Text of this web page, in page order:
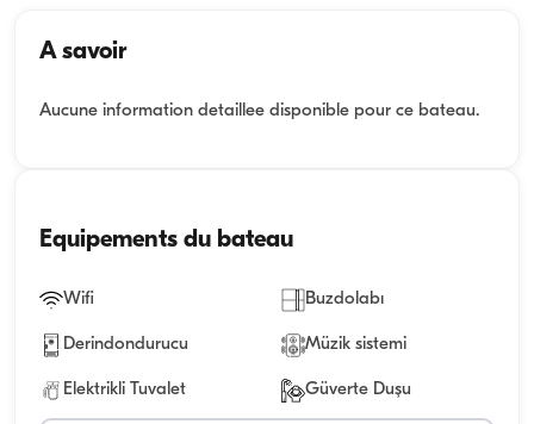
A savoir
Aucune information detaillee disponible pour ce bateau.
Equipements du bateau
Wifi Buzdolabı
Derindondurucu Müzik sistemi
Elektrikli Tuvalet Güverte Duşu